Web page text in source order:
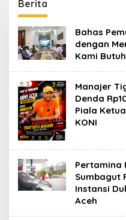
Berita
Bahas
dengan
Kami
Manajer
Denda
Piala
KONI
Pertamina
Sumbagut
Instansi
Aceh